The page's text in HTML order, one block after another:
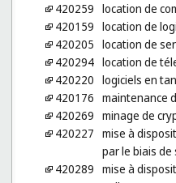
420259 location de
420159 location de
420205 location de
420294 location de
420220 logiciels en
420176 maintenance
420269 minage de
420227 mise à
par le biais de
420289 mise à